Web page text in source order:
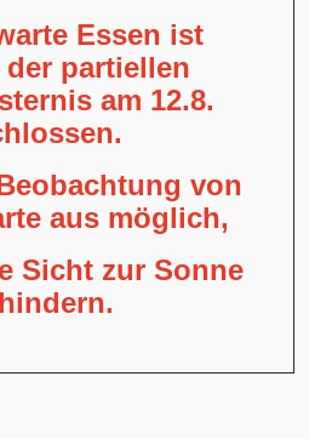
Essen ist
partiellen
am 12.8.
von
aus möglich,
Sicht zur Sonne